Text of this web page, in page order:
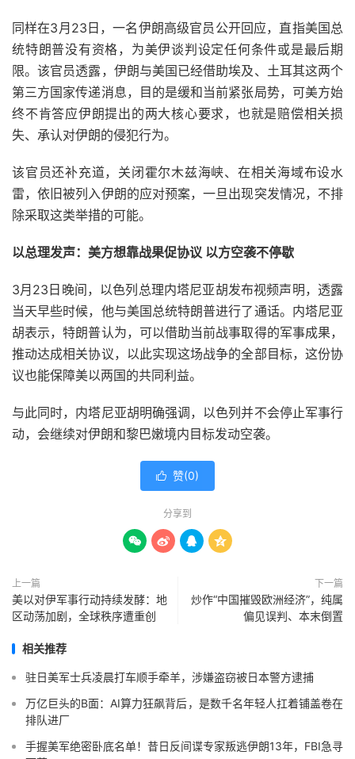
同样在3月23日，一名伊朗高级官员公开回应，直指美国总
统特朗普没有资格，为美伊谈判设定任何条件或是最后期
限。该官员透露，伊朗与美国已经借助埃及、土耳其这两个
第三方国家传递消息，目的是缓和当前紧张局势，可美方始
终不肯答应伊朗提出的两大核心要求，也就是赔偿相关损
失、承认对伊朗的侵犯行为。
该官员还补充道，关闭霍尔木兹海峡、在相关海域布设水
雷，依旧被列入伊朗的应对预案，一旦出现突发情况，不排
除采取这类举措的可能。
以总理发声：美方想靠战果促协议 以方空袭不停歇
3月23日晚间，以色列总理内塔尼亚胡发布视频声明，透露
当天早些时候，他与美国总统特朗普进行了通话。内塔尼亚
胡表示，特朗普认为，可以借助当前战事取得的军事成果，
推动达成相关协议，以此实现这场战争的全部目标，这份协
议也能保障美以两国的共同利益。
与此同时，内塔尼亚胡明确强调，以色列并不会停止军事行
动，会继续对伊朗和黎巴嫩境内目标发动空袭。
 赞(0)
分享到
   
上一篇
美以对伊军事行动持续发酵：地
区动荡加剧，全球秩序遭重创
下一篇
炒作“中国摧毁欧洲经济”，纯属
偏见误判、本末倒置
相关推荐
驻日美军士兵凌晨打车顺手牵羊，涉嫌盗窃被日本警方逮捕
万亿巨头的B面：AI算力狂飙背后，是数千名年轻人扛着铺盖卷在
排队进厂
手握美军绝密卧底名单！昔日反间谍专家叛逃伊朗13年，FBI急寻